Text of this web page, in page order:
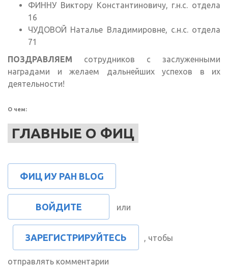
ФИННУ Виктору Константиновичу, г.н.с. отдела
16
ЧУДОВОЙ Наталье Владимировне, с.н.с. отдела
71
ПОЗДРАВЛЯЕМ сотрудников с заслуженными
наградами и желаем дальнейших успехов в их
деятельности!
О чем:
ГЛАВНЫЕ О ФИЦ
ФИЦ ИУ РАН BLOG
ВОЙДИТЕ или
ЗАРЕГИСТРИРУЙТЕСЬ , чтобы
отправлять комментарии